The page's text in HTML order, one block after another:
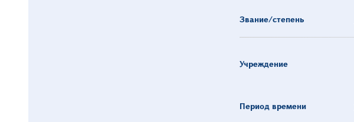
Звание/степень
Учреждение
Период времени